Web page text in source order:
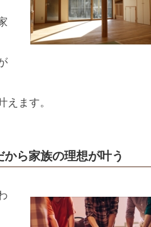
ます。
ら家族の理想が叶う